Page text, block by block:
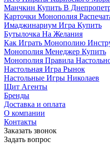
Манчкин Купить В
Карточки Монополия
Имаджинариум Игра Купить
Бутылочка На Желания
Как Играть Монополию
Монополия Менеджер Купить
Монополия Правила
Настольная Игра Рынок
Настольные Игры Николаев
Щит Агенты
Бренды
Доставка и оплата
О компании
Контакты
Заказать звонок
Задать вопрос